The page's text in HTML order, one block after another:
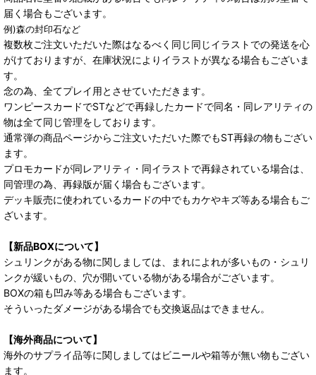
届く場合もございます。
例)森の封印石など
複数枚ご注文いただいた際はなるべく同じ同じイラストでの発送を心
がけておりますが、在庫状況によりイラストが異なる場合もございま
す。
念の為、全てプレイ用とさせていただきます。
ワンピースカードでSTなどで再録したカードで同名・同レアリティの
物は全て同じ管理をしております。
通常弾の商品ページからご注文いただいた際でもST再録の物もござい
ます。
プロモカードが同レアリティ・同イラストで再録されている場合は、
同管理の為、再録版が届く場合もございます。
デッキ販売に使われているカードの中でもカケやキズ等ある場合もご
ざいます。
【新品BOXについて】
シュリンクがある物に関しましては、まれによれが多いもの・シュリ
ンクが緩いもの、穴が開いている物がある場合がございます。
BOXの箱も凹み等ある場合もございます。
そういったダメージがある場合でも交換返品はできません。
【海外商品について】
海外のサプライ品等に関しましてはビニールや箱等が無い物もござい
ます。